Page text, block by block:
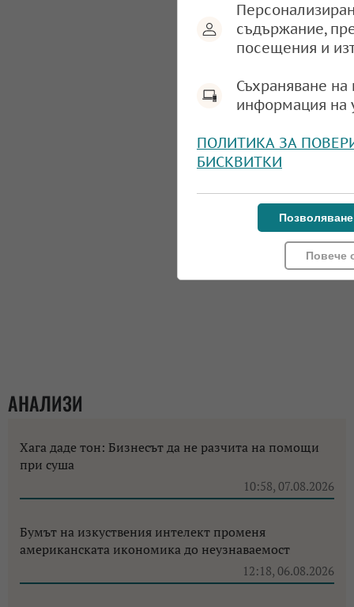
АНАЛИЗИ
Хага даде тон: Бизнесът да не разчита на помощи
при суша
10:58, 07.08.2026
Бумът на изкуствения интелект променя
американската икономика до неузнаваемост
12:18, 06.08.2026
съдържание,
посещения и
Съхраняване
информация на
ПОЛИТИКА ЗА
БИСКВИТКИ
Повече